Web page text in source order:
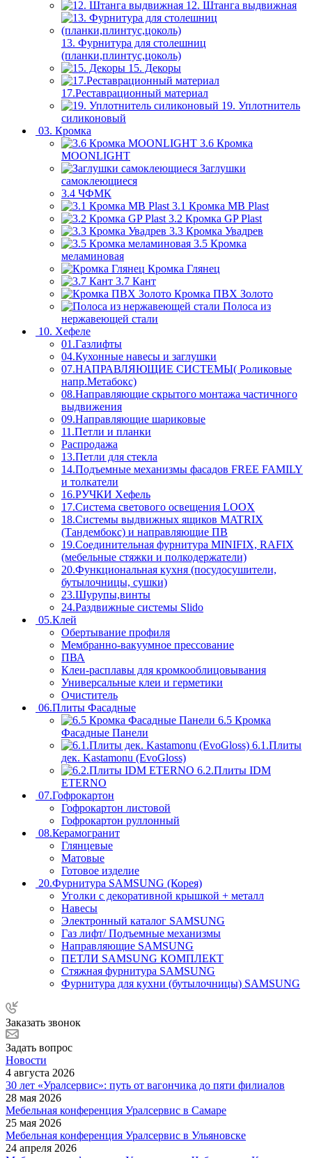
12. Штанга выдвижная
13. Фурнитура для столешниц
(планки,плинтус,цоколь)
15. Декоры
17.Реставрационный материал
19. Уплотнитель
силиконовый
03. Кромка
3.6 Кромка
MOONLIGHT
Заглушки
самоклеющиеся
3.4 ЧФМК
3.1 Кромка MB Plast
3.2 Кромка GP Plast
3.3 Кромка Увадрев
3.5 Кромка
меламиновая
Кромка Глянец
3.7 Кант
Кромка ПВХ Золото
Полоса из
нержавеющей стали
10. Хефеле
01.Газлифты
04.Кухонные навесы и заглушки
07.НАПРАВЛЯЮЩИЕ СИСТЕМЫ( Роликовые
напр.Метабокс)
08.Направляющие скрытого монтажа частичного
выдвижения
09.Направляющие шариковые
11.Петли и планки
Распродажа
13.Петли для стекла
14.Подъемные механизмы фасадов FREE FAMILY
и толкатели
16.РУЧКИ Хефель
17.Система светового освещения LOOX
18.Системы выдвижных ящиков MATRIX
(Тандембокс) и направляющие ПВ
19.Соединительная фурнитура MINIFIX, RAFIX
(мебельные стяжки и полкодержатели)
20.Функциональная кухня (посудосушители,
бутылочницы, сушки)
23.Шурупы,винты
24.Раздвижные системы Slido
05.Клей
Обертывание профиля
Мембранно-вакуумное прессование
ПВА
Клеи-расплавы для кромкооблицовывания
Универсальные клеи и герметики
Очиститель
06.Плиты Фасадные
6.5 Кромка
Фасадные Панели
6.1.Плиты
дек. Kastamonu (EvoGloss)
6.2.Плиты IDM
ETERNO
07.Гофрокартон
Гофрокартон листовой
Гофрокартон руллонный
08.Керамогранит
Глянцевые
Матовые
Готовое изделие
20.Фурнитура SAMSUNG (Корея)
Уголки с декоративной крышкой + металл
Навесы
Электронный каталог SAMSUNG
Газ лифт/ Подъемные механизмы
Направляющие SAMSUNG
ПЕТЛИ SAMSUNG КОМПЛЕКТ
Стяжная фурнитура SAMSUNG
Фурнитура для кухни (бутылочницы) SAMSUNG
Заказать звонок
Задать вопрос
Новости
4 августа 2026
30 лет «Уралсервис»: путь от вагончика до пяти филиалов
28 мая 2026
Мебельная конференция Уралсервис в Самаре
25 мая 2026
Мебельная конференция Уралсервис в Ульяновске
24 апреля 2026